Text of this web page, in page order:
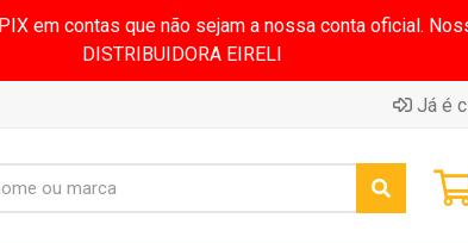
em contas que não sejam a nossa conta oficial.
DISTRIBUIDORA EIRELI
Já é